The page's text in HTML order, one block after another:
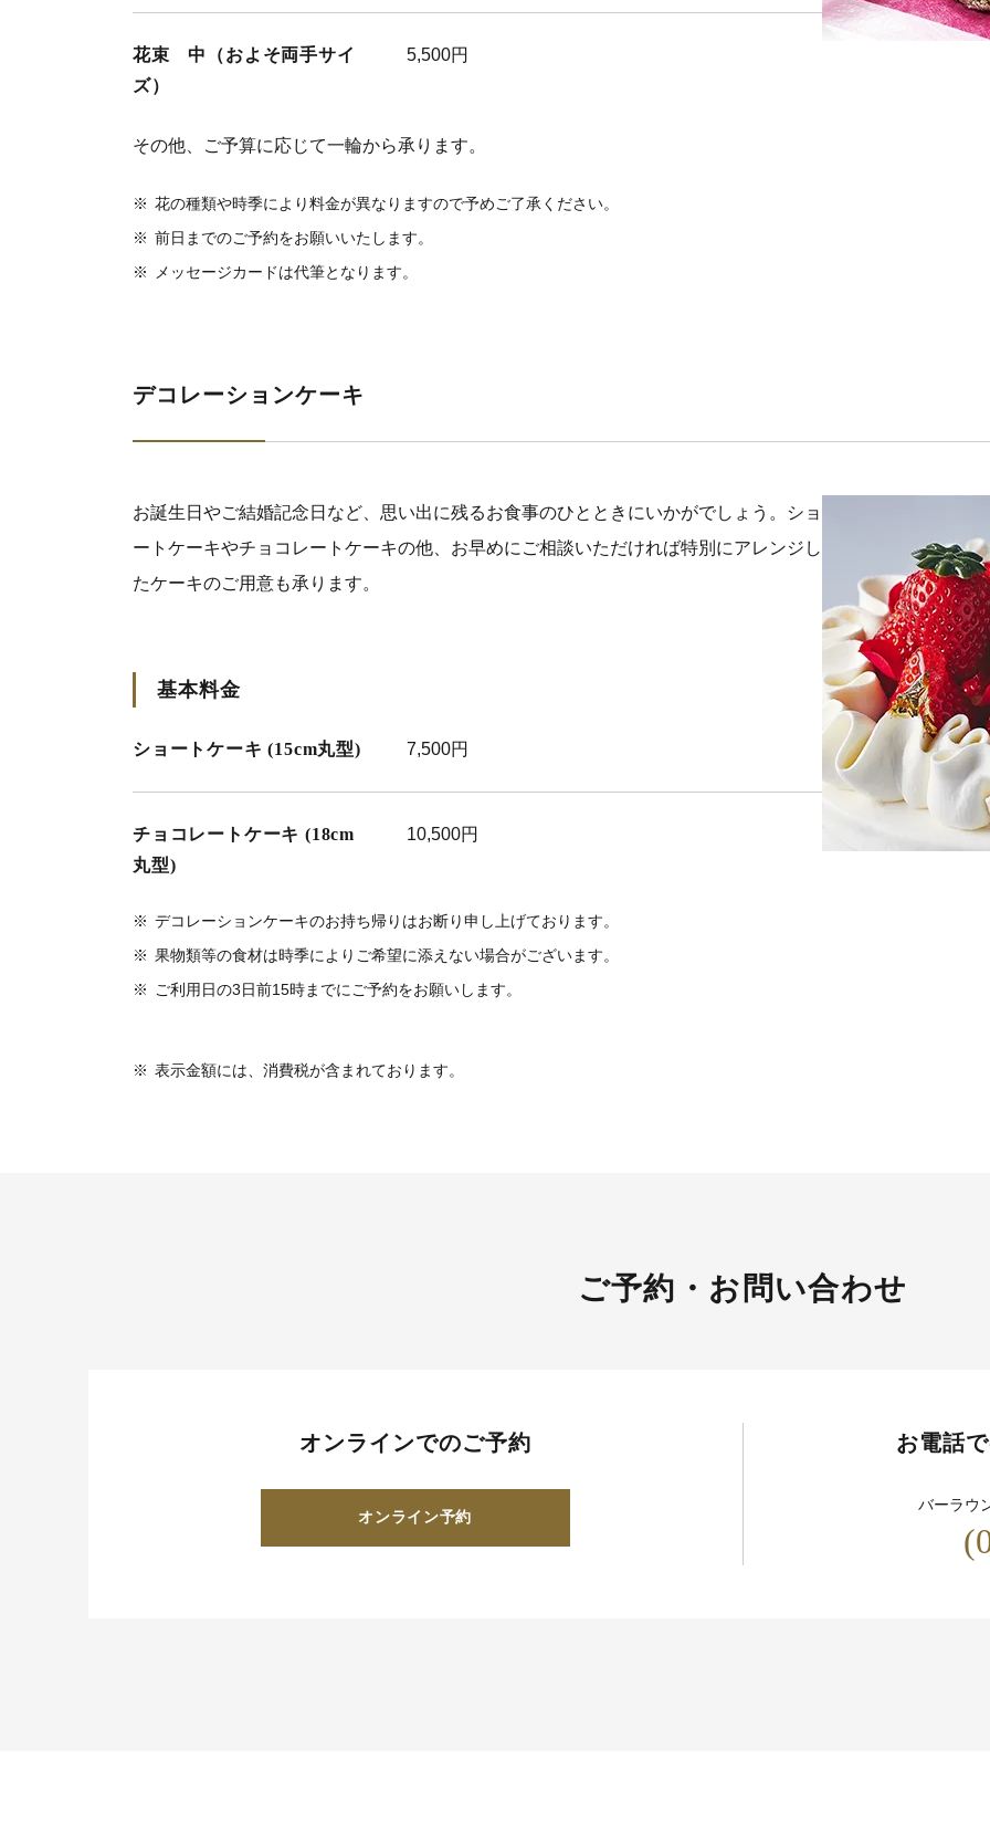
花束 中（およそ両手サイ
ズ）
5,500円
その他、ご予算に応じて一輪から承ります。
※ 花の種類や時季により料金が異なりますので予めご了承ください。
※ 前日までのご予約をお願いいたします。
※
メッセージカードは代筆となります。
デコレーションケーキ
お誕生日やご結婚記念日など、思い出に残るお食事のひとときにいかがでしょう。ショ
ートケーキやチョコレートケーキの他、お早めにご相談いただければ特別にアレンジし
たケーキのご用意も承ります。
基本料金
ショートケーキ (15cm丸型) 7,500円
チョコレートケーキ (18cm
丸型)
10,500円
※ デコレーションケーキのお持ち帰りはお断り申し上げております。
※ 果物類等の食材は時季によりご希望に添えない場合がございます。
※
ご利用日の3日前15時までにご予約をお願いします。
※ 表示金額には、消費税が含まれております。
ご予約・お問い合わせ
オンラインでのご予約
オンライン予約
お電話
バーラウ